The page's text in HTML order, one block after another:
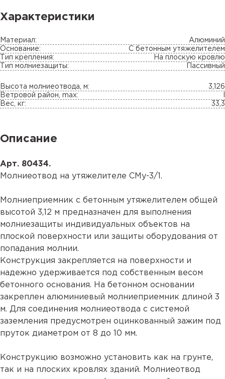
Характеристики
Материал:
Алюминий
Основание:
С бетонным утяжелителем
Тип крепления:
На плоскую кровлю
Тип молниезащиты:
Пассивный
Высота молниеотвода, м:
3,126
Ветровой район, max:
Вес, кг:
33,3
Описание
Арт. 80434.
Молниеотвод на утяжелителе СМу-3/1.
Молниеприемник с бетонным утяжелителем общей
высотой 3,12 м предназначен для выполнения
молниезащиты индивидуальных объектов на
плоской поверхности или защиты оборудования от
попадания молнии.
Конструкция закрепляется на поверхности и
надежно удерживается под собственным весом
бетонного основания. На бетонном основании
закреплен алюминиевый молниеприемник длиной 3
м. Для соединения молниеотвода с системой
заземления предусмотрен оцинкованный зажим под
пруток диаметром от 8 до 10 мм.
Конструкцию возможно установить как на грунте,
так и на плоских кровлях зданий. Молниеотвод